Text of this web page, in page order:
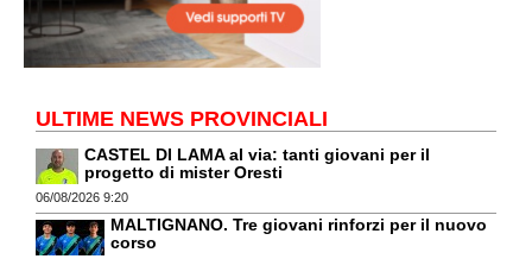
ULTIME NEWS PROVINCIALI
CASTEL DI LAMA al via: tanti giovani per il
progetto di mister Oresti
06/08/2026 9:20
MALTIGNANO. Tre giovani rinforzi per il nuovo
corso